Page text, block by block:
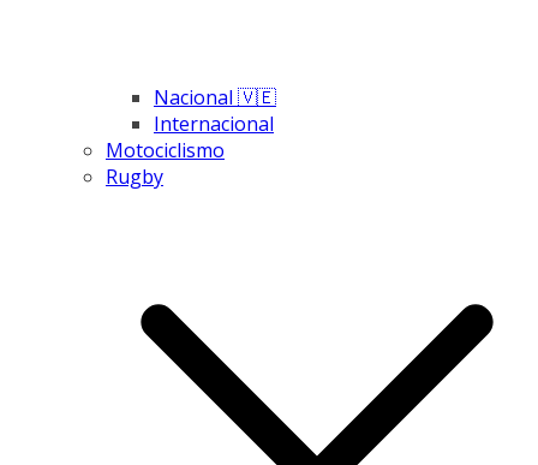
Nacional 🇻🇪
Internacional
Motociclismo
Rugby